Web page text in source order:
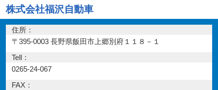
株式会社福沢自動車
住所：
〒395-0003 長野県飯田市上郷別府１１８－１
Tell：
0265-24-067
FAX：